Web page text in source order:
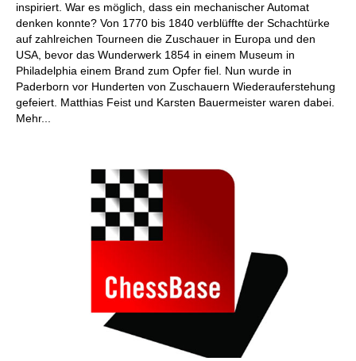
inspiriert. War es möglich, dass ein mechanischer Automat
denken konnte? Von 1770 bis 1840 verblüffte der Schachtürke
auf zahlreichen Tourneen die Zuschauer in Europa und den
USA, bevor das Wunderwerk 1854 in einem Museum in
Philadelphia einem Brand zum Opfer fiel. Nun wurde in
Paderborn vor Hunderten von Zuschauern Wiederauferstehung
gefeiert. Matthias Feist und Karsten Bauermeister waren dabei.
Mehr...